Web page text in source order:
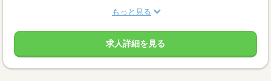
もっと見る
求人詳細を見る